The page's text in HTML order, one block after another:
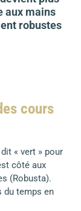
aux mains
robustes
cours
« vert » pour
côté aux
(Robusta).
du temps en